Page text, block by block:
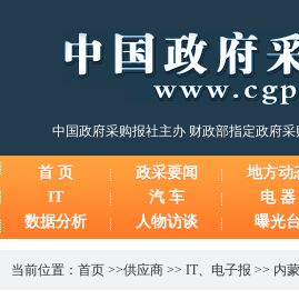
中国政府采购报社主办 财政部指定政府
首 页 政采要闻 地方动
IT
汽 车 电 器
数据分析
人物访谈 曝光台
当前位置： 首页 >>供应商 >> IT、 电子报 >> 内